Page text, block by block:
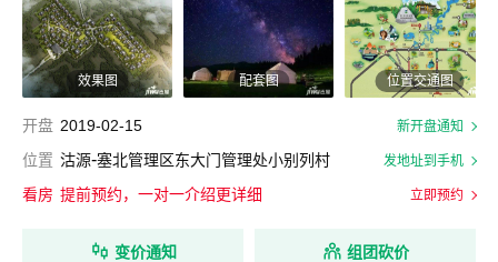
效果图 配套图 位置交通图
开盘 2019-02-15 新开盘通知
位置 沽源-塞北管理区东大门管理处小别列村 发地址到手机
看房 提前预约，一对一介绍更详细 立即预约
变价通知 组团砍价